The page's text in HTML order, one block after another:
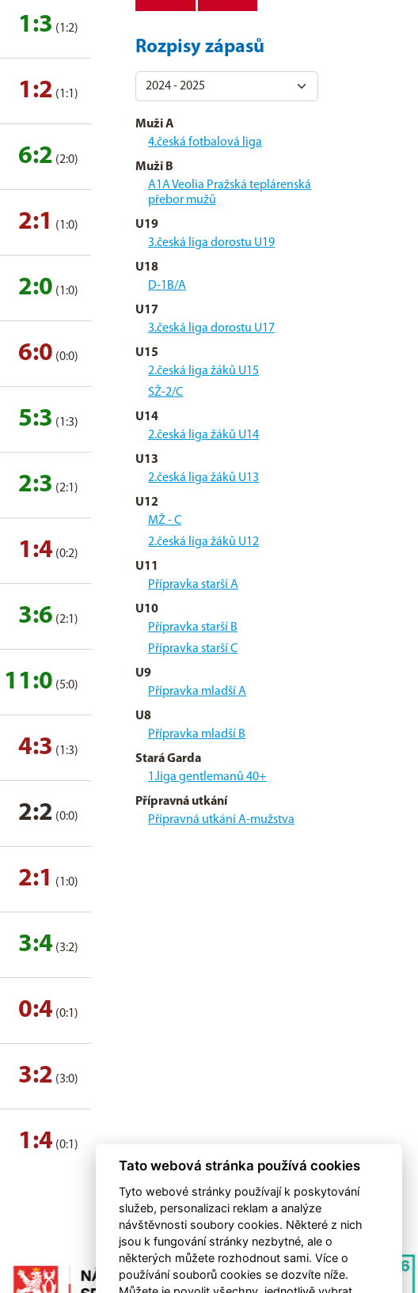
1:3 (1:2)
1:2 (1:1)
6:2 (2:0)
2:1 (1:0)
2:0 (1:0)
6:0 (0:0)
5:3 (1:3)
2:3 (2:1)
1:4 (0:2)
3:6 (2:1)
11:0 (5:0)
4:3 (1:3)
2:2 (0:0)
2:1 (1:0)
3:4 (3:2)
0:4 (0:1)
3:2 (3:0)
1:4 (0:1)
Rozpisy zápasů
Muži A
4.česká fotbalová liga
Muži B
A1A Veolia Pražská teplárenská
přebor mužů
U19
3.česká liga dorostu U19
U18
D-1B/A
U17
3.česká liga dorostu U17
U15
2.česká liga žáků U15
SŽ-2/C
U14
2.česká liga žáků U14
U13
2.česká liga žáků U13
U12
MŽ - C
2.česká liga žáků U12
U11
Přípravka starší A
U10
Přípravka starší B
Přípravka starší C
U9
Přípravka mladší A
U8
Přípravka mladší B
Stará Garda
1.liga gentlemanů 40+
Přípravná utkání
Přípravná utkání A-mužstva
Tato webová stránka používá cookies
Tyto webové stránky používají k poskytování
služeb, personalizaci reklam a analýze
návštěvnosti soubory cookies. Některé z nich
jsou k fungování stránky nezbytné, ale o
některých můžete rozhodnout sami. Více o
používání souborů cookies se dozvíte níže.